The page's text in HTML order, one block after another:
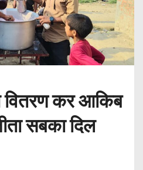
वितरण कर आकिब
सबका दिल